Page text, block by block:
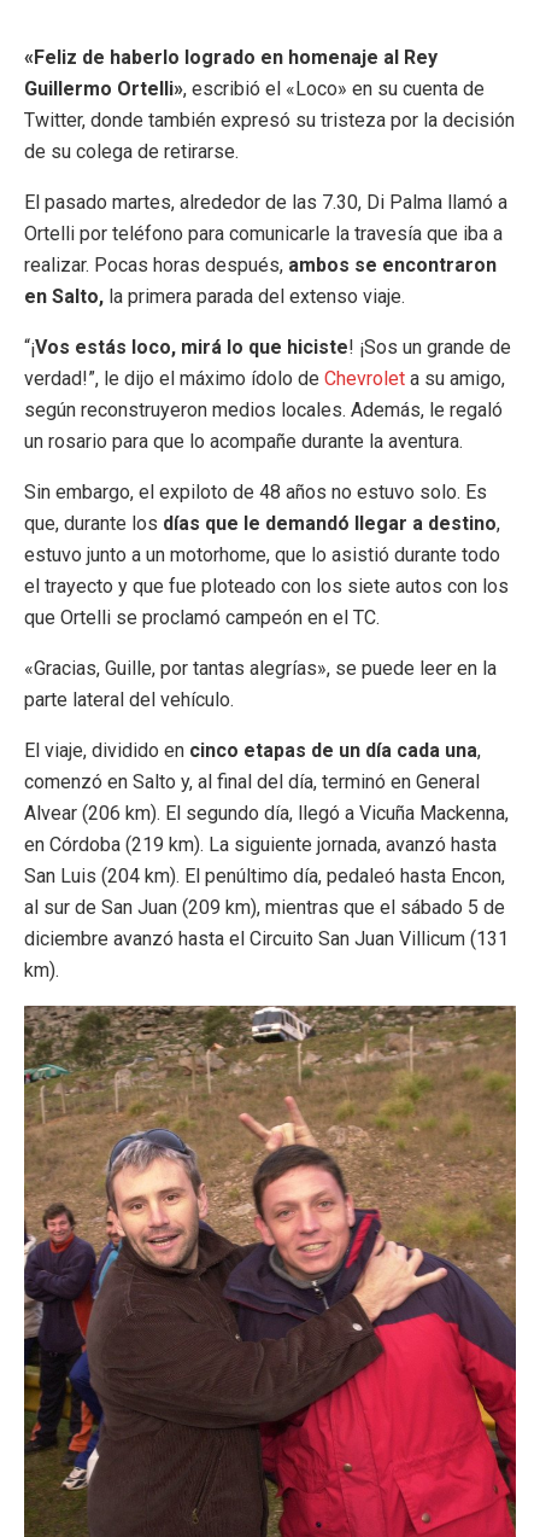
«Feliz de haberlo logrado en homenaje al Rey
Guillermo Ortelli», escribió el «Loco» en su cuenta de
Twitter, donde también expresó su tristeza por la decisión
de su colega de retirarse.
El pasado martes, alrededor de las 7.30, Di Palma llamó a
Ortelli por teléfono para comunicarle la travesía que iba a
realizar. Pocas horas después, ambos se encontraron
en Salto, la primera parada del extenso viaje.
“¡Vos estás loco, mirá lo que hiciste! ¡Sos un grande de
verdad!”, le dijo el máximo ídolo de Chevrolet a su amigo,
según reconstruyeron medios locales. Además, le regaló
un rosario para que lo acompañe durante la aventura.
Sin embargo, el expiloto de 48 años no estuvo solo. Es
que, durante los días que le demandó llegar a destino,
estuvo junto a un motorhome, que lo asistió durante todo
el trayecto y que fue ploteado con los siete autos con los
que Ortelli se proclamó campeón en el TC.
«Gracias, Guille, por tantas alegrías», se puede leer en la
parte lateral del vehículo.
El viaje, dividido en cinco etapas de un día cada una,
comenzó en Salto y, al final del día, terminó en General
Alvear (206 km). El segundo día, llegó a Vicuña Mackenna,
en Córdoba (219 km). La siguiente jornada, avanzó hasta
San Luis (204 km). El penúltimo día, pedaleó hasta Encon,
al sur de San Juan (209 km), mientras que el sábado 5 de
diciembre avanzó hasta el Circuito San Juan Villicum (131
km).